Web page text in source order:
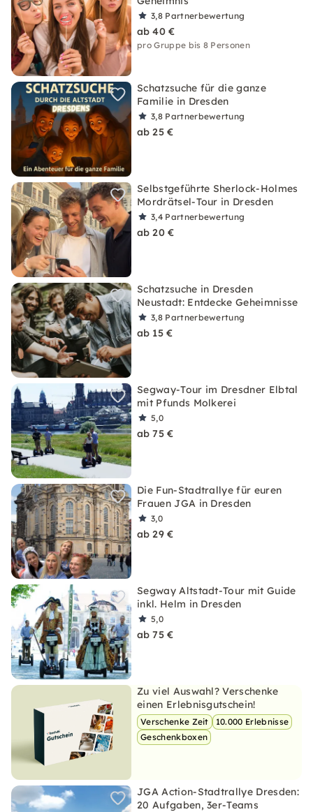
3,8 Partnerbewertung
ab 40 €
pro Gruppe bis 8 Personen
Schatzsuche für die ganze
Familie in Dresden
3,8 Partnerbewertung
ab 25 €
Selbstgeführte Sherlock-Holmes
Mordrätsel-Tour in Dresden
3,4 Partnerbewertung
ab 20 €
Schatzsuche in Dresden
Neustadt: Entdecke Geheimnisse
3,8 Partnerbewertung
ab 15 €
Segway-Tour im Dresdner Elbtal
mit Pfunds Molkerei
5,0
ab 75 €
Die Fun-Stadtrallye für euren
Frauen JGA in Dresden
3,0
ab 29 €
Segway Altstadt-Tour mit Guide
inkl. Helm in Dresden
5,0
ab 75 €
Zu viel Auswahl? Verschenke
einen Erlebnisgutschein!
Verschenke Zeit
10.000 Erlebnisse
Geschenkboxen
JGA Action-Stadtrallye Dresden:
20 Aufgaben, 3er-Teams